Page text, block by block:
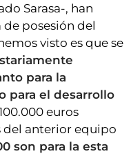
Sarasa-, han
de posesión del
visto es que se
para la
para el desarrollo
euros
del anterior equipo
son para la esta